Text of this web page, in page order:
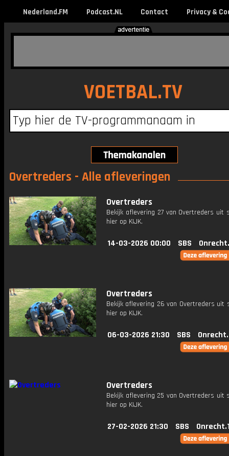
Nederland.FM Podcast.NL Contact Privacy &
VOETBAL.TV
Overtreders - Alle afleveringen
Overtreders
Bekijk aflevering 27 van Overtreders uit
hier op KIJK.
14-03-2026 00:00 SBS
Overtreders
Bekijk aflevering 26 van Overtreders uit
hier op KIJK.
06-03-2026 21:30 SBS
Overtreders
Bekijk aflevering 25 van Overtreders uit
hier op KIJK.
27-02-2026 21:30 SBS